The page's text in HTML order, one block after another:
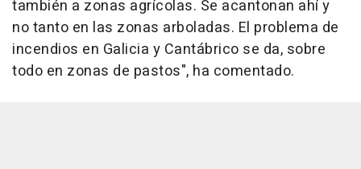
también a zonas agrícolas. Se acantonan ahí y
no tanto en las zonas arboladas. El problema de
incendios en Galicia y Cantábrico se da, sobre
todo en zonas de pastos", ha comentado.